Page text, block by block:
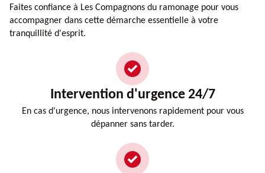
Faites confiance à Les Compagnons du ramonage pour vous
accompagner dans cette démarche essentielle à votre
tranquillité d'esprit.
Intervention d'urgence 24/7
En cas d'urgence, nous intervenons rapidement pour vous
dépanner sans tarder.